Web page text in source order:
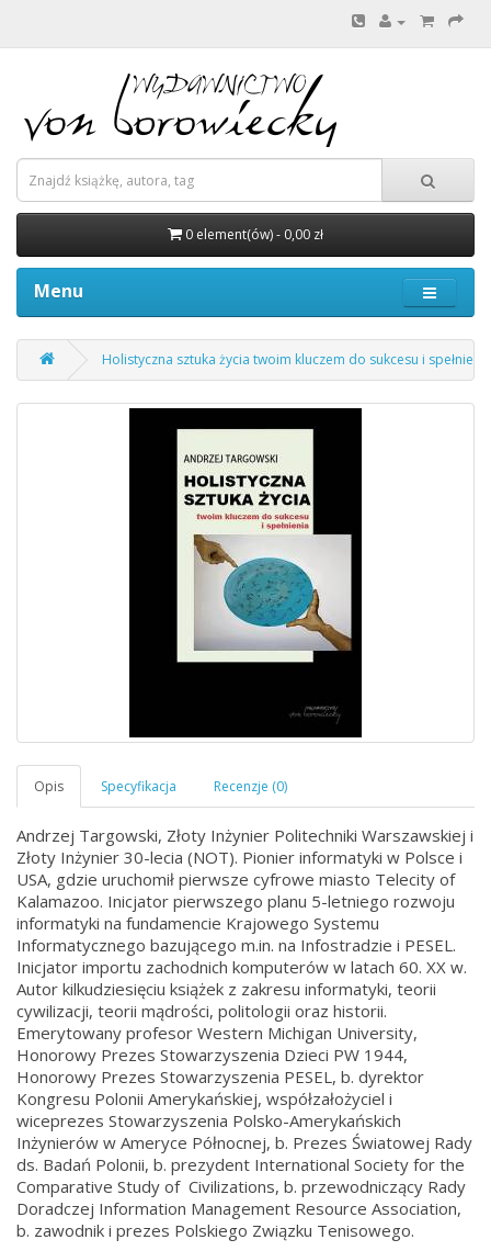
0 element(ów) - 0,00 zł
Menu
Holistyczna sztuka życia twoim kluczem do sukcesu i
Andrzej Targowski, Złoty Inżynier Politechniki Warszawskiej i
Złoty Inżynier 30-lecia (NOT). Pionier informatyki w Polsce i
USA, gdzie uruchomił pierwsze cyfrowe miasto Telecity of
Kalamazoo. Inicjator pierwszego planu 5-letniego rozwoju
informatyki na fundamencie Krajowego Systemu
Informatycznego bazującego m.in. na Infostradzie i PESEL.
Inicjator importu zachodnich komputerów w latach 60. XX w.
Autor kilkudziesięciu książek z zakresu informatyki, teorii
cywilizacji, teorii mądrości, politologii oraz historii.
Emerytowany profesor Western Michigan University,
Honorowy Prezes Stowarzyszenia Dzieci PW 1944,
Honorowy Prezes Stowarzyszenia PESEL, b. dyrektor
Kongresu Polonii Amerykańskiej, współzałożyciel i
wiceprezes Stowarzyszenia Polsko-Amerykańskich
Inżynierów w Ameryce Północnej, b. Prezes Światowej Rady
ds. Badań Polonii, b. prezydent International Society for the
Comparative Study of Civilizations, b. przewodniczący Rady
Doradczej Information Management Resource Association,
b. zawodnik i prezes Polskiego Związku Tenisowego.